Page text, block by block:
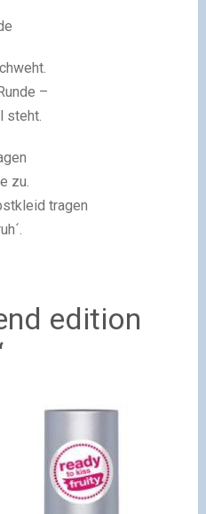
–
steht.
zu.
tragen
edition